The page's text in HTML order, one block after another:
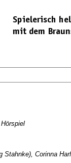
Stahnke), Corinna